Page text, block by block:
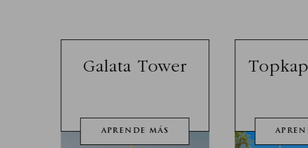
APRENDE MÁS
Galata Tower